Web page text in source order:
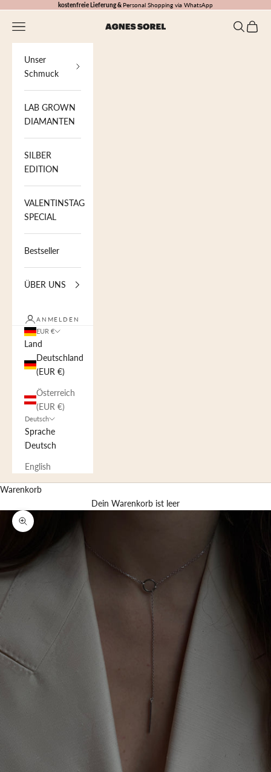
Zum Inhalt springenkostenfreie Lieferung & Personal Shopping via WhatsApp
AGNES SOREL
Menü Suchen
Unser
Schmuck
LAB GROWN
DIAMANTEN
SILBER
EDITION
VALENTINSTAG
SPECIAL
Bestseller
ÜBER UNS
ANMELDEN
EUR €
Land
Deutschland
(EUR €)
Österreich
(EUR €)
Deutsch
Sprache
Deutsch
English
Warenkorb
Dein Warenkorb ist leer
Bild vergrößern